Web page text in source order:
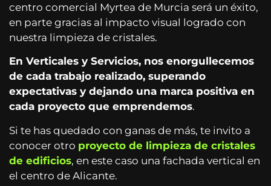
centro comercial Myrtea de Murcia será un éxito,
en parte gracias al impacto visual logrado con
nuestra limpieza de cristales.
En Verticales y Servicios, nos enorgullecemos
de cada trabajo realizado, superando
expectativas y dejando una marca positiva en
cada proyecto que emprendemos.
Si te has quedado con ganas de más, te invito a
conocer otro proyecto de limpieza de cristales
de edificios, en este caso una fachada vertical en
el centro de Alicante.